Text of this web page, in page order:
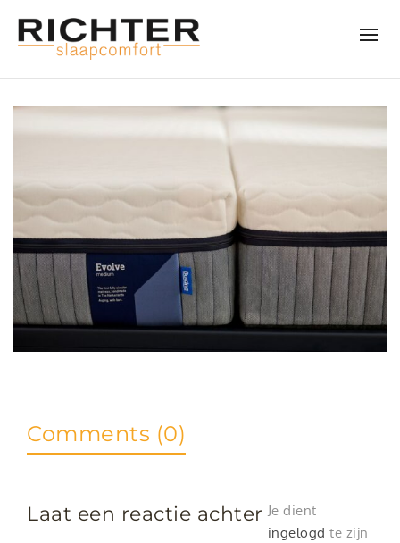
Comments (0)
Laat een reactie achter Je dient
ingelogd te zijn